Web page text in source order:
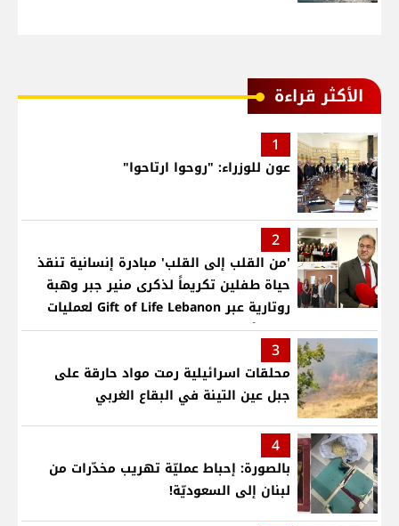
الأكثر قراءة
1
عون للوزراء: "روحوا ارتاحوا"
2
'من القلب إلى القلب' مبادرة إنسانية تنقذ
حياة طفلين تكريماً لذكرى منير جبر وهبة
روتارية عبر Gift of Life Lebanon لعمليات
قلب لأطفال في مستشفى حمود الجامعي
3
محلقات اسرائيلية رمت مواد حارقة على
جبل عين التينة في البقاع الغربي
4
بالصورة: إحباط عمليّة تهريب مخدّرات من
لبنان إلى السعوديّة!